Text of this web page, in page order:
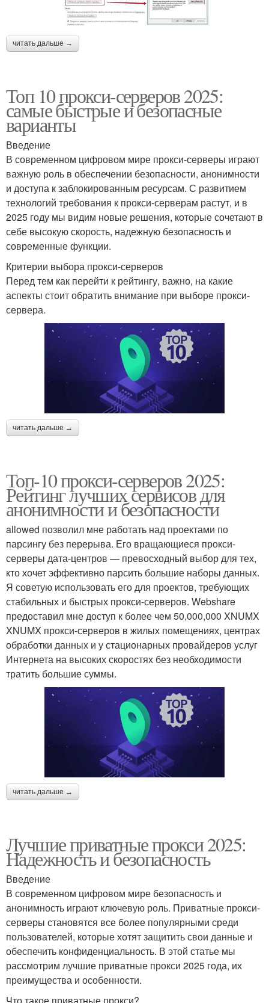
читать дальше →
Топ 10 прокси-серверов 2025:
самые быстрые и безопасные
варианты
Введение
В современном цифровом мире прокси-серверы играют
важную роль в обеспечении безопасности, анонимности
и доступа к заблокированным ресурсам. С развитием
технологий требования к прокси-серверам растут, и в
2025 году мы видим новые решения, которые сочетают в
себе высокую скорость, надежную безопасность и
современные функции.
Критерии выбора прокси-серверов
Перед тем как перейти к рейтингу, важно, на какие
аспекты стоит обратить внимание при выборе прокси-
сервера.
читать дальше →
Топ-10 прокси-серверов 2025:
Рейтинг лучших сервисов для
анонимности и безопасности
allowed позволил мне работать над проектами по
парсингу без перерыва. Его вращающиеся прокси-
серверы дата-центров — превосходный выбор для тех,
кто хочет эффективно парсить большие наборы данных.
Я советую использовать его для проектов, требующих
стабильных и быстрых прокси-серверов. Webshare
предоставил мне доступ к более чем 50,000,000 XNUMX
XNUMX прокси-серверов в жилых помещениях, центрах
обработки данных и у стационарных провайдеров услуг
Интернета на высоких скоростях без необходимости
тратить большие суммы.
читать дальше →
Лучшие приватные прокси 2025:
Надежность и безопасность
Введение
В современном цифровом мире безопасность и
анонимность играют ключевую роль. Приватные прокси-
серверы становятся все более популярными среди
пользователей, которые хотят защитить свои данные и
обеспечить конфиденциальность. В этой статье мы
рассмотрим лучшие приватные прокси 2025 года, их
преимущества и особенности.
Что такое приватные прокси?